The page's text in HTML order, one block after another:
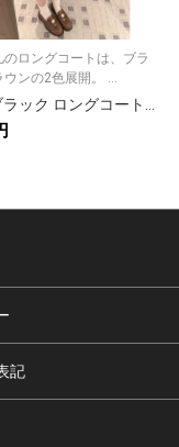
のロングコートは、ブラ
ウンの2色展開。 ...
香奈儿 ブラック ロングコート 2色入 豪華なデザイン 高級感のあるアウター
記